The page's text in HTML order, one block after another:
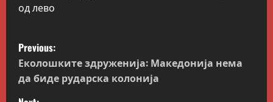
од лево
P
o
s
Previous:
Еколошките здруженија: Македонија нема
да биде рударска колонија